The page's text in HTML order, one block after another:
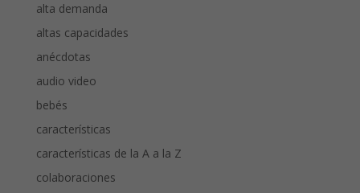
alta demanda
altas capacidades
anécdotas
audio video
bebés
características
características de la A a la Z
colaboraciones